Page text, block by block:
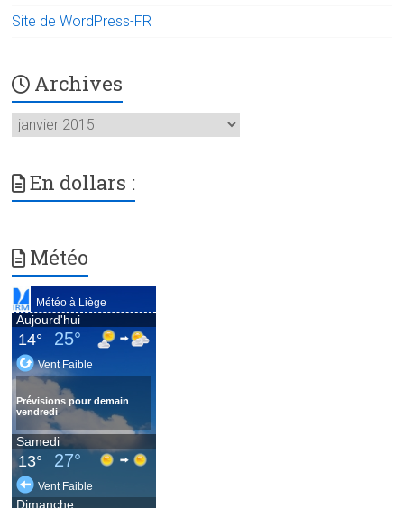
Site de WordPress-FR
Archives
Archives
En dollars :
Météo